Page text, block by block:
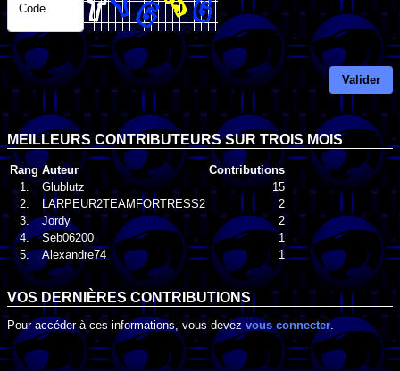
Code
Valider
MEILLEURS CONTRIBUTEURS SUR TROIS MOIS
Rang Auteur
Contributions
1.
Glublutz
15
2.
LARPEUR2TEAMFORTRESS2
2
3.
Jordy
2
4.
Seb06200
1
5.
Alexandre74 1
VOS DERNIÈRES CONTRIBUTIONS
Pour accéder à ces informations, vous devez vous connecter